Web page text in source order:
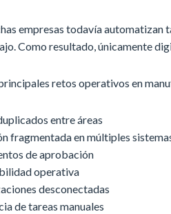
empresas todavía automatizan
Como resultado, únicamente
retos operativos en
entre áreas
fragmentada en múltiples
de aprobación
operativa
desconectadas
de tareas manuales